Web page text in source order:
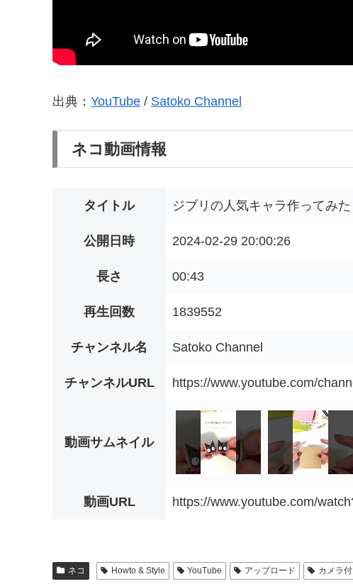
出典： YouTube / Satoko Channel
ネコ動画情報
タイトル ジブリの人気キャラ作ってみ
公開日時 2024-02-29 20:00:26
長さ 00:43
再生回数 1839552
チャンネル名 Satoko Channel
チャンネルURL https://www.youtube.com/
動画サムネイル
動画URL https://www.youtube.com/
ネコ Howto & Style YouTube アップロード カメラ